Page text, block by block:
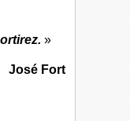
»
José Fort